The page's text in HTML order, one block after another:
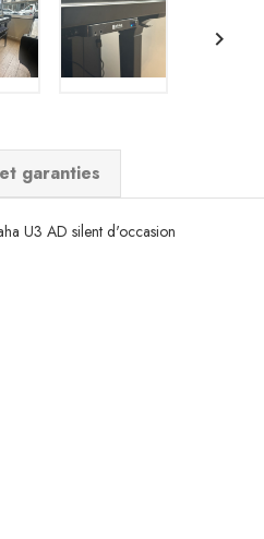

garanties
U3 AD silent d'occasion